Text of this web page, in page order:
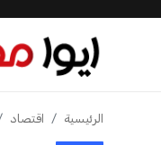
الرئيسيةالرئيسية اقتصاد